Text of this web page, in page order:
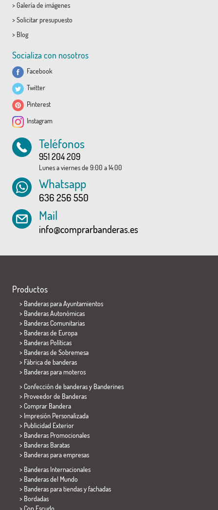
> Galería de imágenes
> Solicitar presupuesto
> Blog
Socializa con nosotros
Facebook
Twitter
Pinterest
Instagram
Teléfonos
951 204 209
Lunes a viernes de 9:00 a 14:00
Whatsapp
636 256 550
Mail
info@comprarbanderas.es
Productos
> Banderas para Ayuntamientos
> Banderas Autonómicas
> Banderas Comunitarias
> Banderas de Europa
> Banderas Políticas
> Banderas de Sobremesa
> Fábrica de banderas
> Banderas para moteros
> Confección de banderas y Banderines
> Proveedor de Banderas
> Comprar Bandera
> Impresión Personalizada
> Publicidad Exterior
> Banderas Promocionales
> Banderas Baratas
> Banderas para empresas
> Banderas Internacionales
> Banderas del Mundo
> Banderas para tiendas y fachadas
> Bordadas